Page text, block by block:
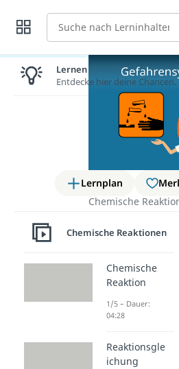
Suche
Lernplan
Chemische
Wichtige
Lernen lohnt sich!
Entdecke hier deine Chancen.
Chemische Reaktionen
Chemische
Reaktion
1/5 – Dauer:
04:28
Reaktionsgle
ichung